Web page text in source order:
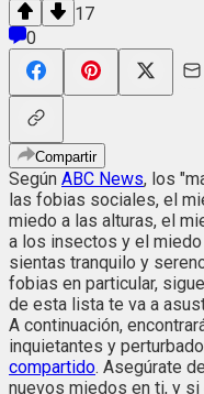
17
0
Compartir
Según ABC News, los
las fobias sociales, el
miedo a las alturas, el
a los insectos y el
sientas tranquilo y
fobias en particular,
de esta lista te va a
A continuación,
inquietantes y
compartido. Asegúrate
nuevos miedos en ti, y